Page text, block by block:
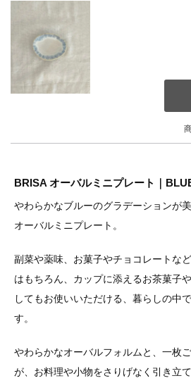
BRISA オーバルミニプレート｜
やわらかなブルーのグラデーションが
オーバルミニプレート。
副菜や薬味、お菓子やチョコレートな
はもちろん、カップに添えるお茶菓子
してもお使いいただける、暮らしの中
す。
やわらかなオーバルフォルムと、一枚
が、お料理や小物をさりげなく引き立